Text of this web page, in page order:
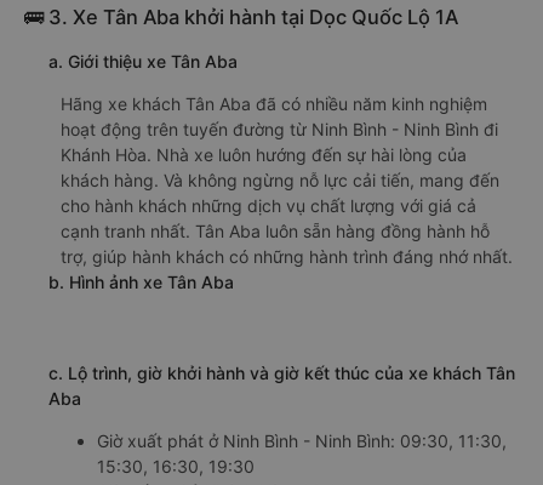
🚌 3. Xe Tân Aba khởi hành tại Dọc Quốc Lộ 1A
a. Giới thiệu xe Tân Aba
Hãng xe khách Tân Aba đã có nhiều năm kinh nghiệm
hoạt động trên tuyến đường từ Ninh Bình - Ninh Bình đi
Khánh Hòa. Nhà xe luôn hướng đến sự hài lòng của
khách hàng. Và không ngừng nỗ lực cải tiến, mang đến
cho hành khách những dịch vụ chất lượng với giá cả
cạnh tranh nhất. Tân Aba luôn sẵn hàng đồng hành hỗ
trợ, giúp hành khách có những hành trình đáng nhớ nhất.
b. Hình ảnh xe Tân Aba